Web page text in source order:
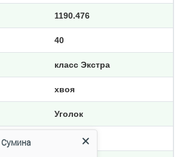
1190.476
40
класс Экстра
хвоя
Уголок